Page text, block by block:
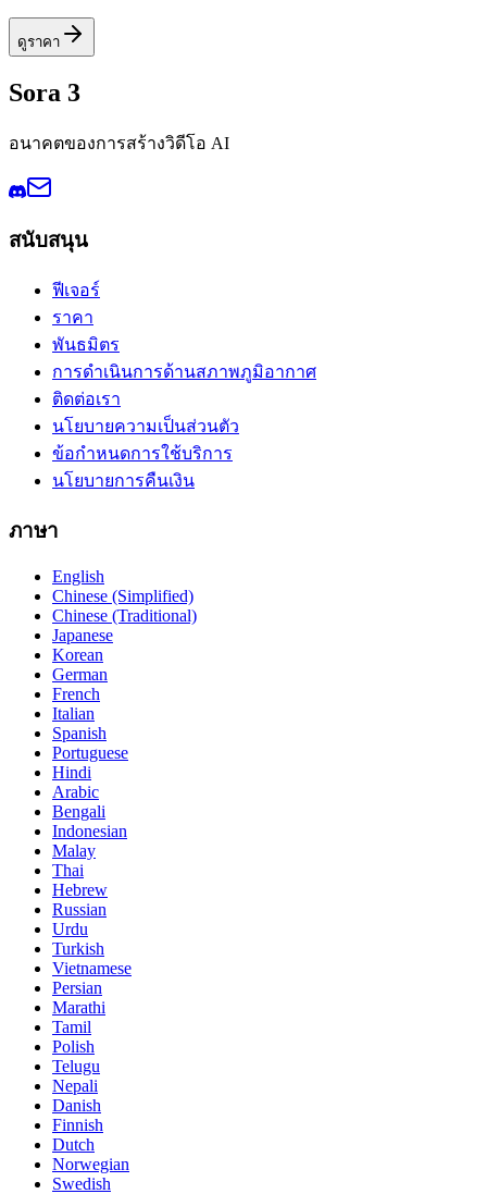
ดูราคา
Sora 3
อนาคตของการสร้างวิดีโอ AI
สนับสนุน
ฟีเจอร์
ราคา
พันธมิตร
การดำเนินการด้านสภาพภูมิอากาศ
ติดต่อเรา
นโยบายความเป็นส่วนตัว
ข้อกำหนดการใช้บริการ
นโยบายการคืนเงิน
ภาษา
English
Chinese (Simplified)
Chinese (Traditional)
Japanese
Korean
German
French
Italian
Spanish
Portuguese
Hindi
Arabic
Bengali
Indonesian
Malay
Thai
Hebrew
Russian
Urdu
Turkish
Vietnamese
Persian
Marathi
Tamil
Polish
Telugu
Nepali
Danish
Finnish
Dutch
Norwegian
Swedish